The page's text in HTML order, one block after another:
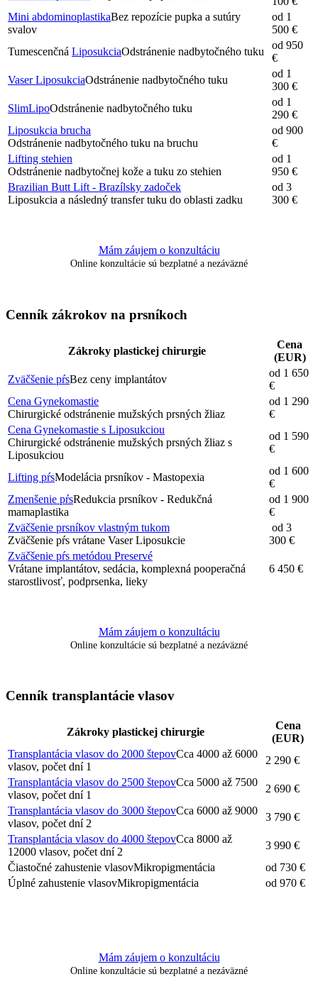
Mini abdominoplastikaBez repozície pupka a sutúry
svalov
od 1
500 €
Tumescenčná LiposukciaOdstránenie nadbytočného tuku
od 950
€
Vaser LiposukciaOdstránenie nadbytočného tuku
od 1
300 €
SlimLipoOdstránenie nadbytočného tuku
od 1
290 €
Liposukcia brucha
Odstránenie nadbytočného tuku na bruchu
od 900
€
Lifting stehien
Odstránenie nadbytočnej kože a tuku zo stehien
od 1
950 €
Brazilian Butt Lift - Brazílsky zadoček
Liposukcia a následný transfer tuku do oblasti zadku
od 3
300 €
Mám záujem o konzultáciu
Online konzultácie sú bezplatné a nezáväzné
Cenník zákrokov na prsníkoch
Zákroky plastickej chirurgie
Cena
(EUR)
Zväčšenie pŕsBez ceny implantátov
od 1 650
€
Cena Gynekomastie
Chirurgické odstránenie mužských prsných žliaz
od 1 290
€
Cena Gynekomastie s Liposukciou
Chirurgické odstránenie mužských prsných žliaz s
Liposukciou
od 1 590
€
Lifting pŕsModelácia prsníkov - Mastopexia
od 1 600
€
Zmenšenie pŕsRedukcia prsníkov - Redukčná
mamaplastika
od 1 900
€
Zväčšenie prsníkov vlastným tukom
Zväčšenie pŕs vrátane Vaser Liposukcie
od 3
300 €
Zväčšenie pŕs metódou Preservé
Vrátane implantátov, sedácia, komplexná pooperačná
starostlivosť, podprsenka, lieky
6 450 €
Mám záujem o konzultáciu
Online konzultácie sú bezplatné a nezáväzné
Cenník transplantácie vlasov
Zákroky plastickej chirurgie
Cena
(EUR)
Transplantácia vlasov do 2000 štepovCca 4000 až 6000
vlasov, počet dní 1
2 290 €
Transplantácia vlasov do 2500 štepovCca 5000 až 7500
vlasov, počet dní 1
2 690 €
Transplantácia vlasov do 3000 štepovCca 6000 až 9000
vlasov, počet dní 2
3 790 €
Transplantácia vlasov do 4000 štepovCca 8000 až
12000 vlasov, počet dní 2
3 990 €
Čiastočné zahustenie vlasovMikropigmentácia
od 730 €
Úplné zahustenie vlasovMikropigmentácia od 970 €
Mám záujem o konzultáciu
Online konzultácie sú bezplatné a nezáväzné